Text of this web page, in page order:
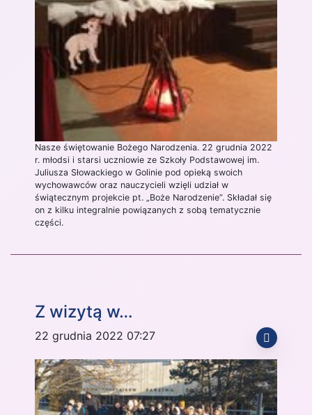
Nasze świętowanie Bożego Narodzenia. 22 grudnia 2022
r. młodsi i starsi uczniowie ze Szkoły Podstawowej im.
Juliusza Słowackiego w Golinie pod opieką swoich
wychowawców oraz nauczycieli wzięli udział w
świątecznym projekcie pt. „Boże Narodzenie”. Składał się
on z kilku integralnie powiązanych z sobą tematycznie
części.
Z wizytą w…
22 grudnia 2022 07:27